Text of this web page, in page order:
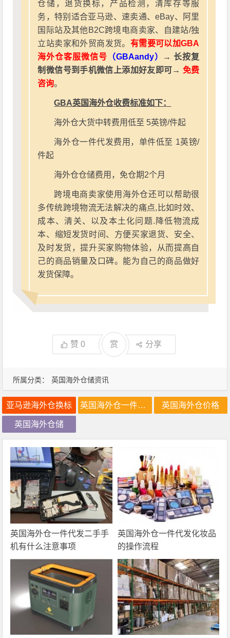
所属分类： 英国海外仓储资讯
仓储，退货换标，产品检测，清库存等服
务，特别适合亚马逊、速卖通、eBay、阿里
国际站及其他B2C跨境电商卖家、自建站/独
立站卖家和外贸商发货。 有需要可以加GBA
海外仓客服微信号 （GBAandy）
→ 长按复
制微信号到手机微信上添加好友即可→ 免费
咨询。
GBA英国海外仓收费标准如下：
海外仓大货中转费用低至 5英镑/件起
海外仓一件代发费用，单件低至 1英镑/
件起
海外仓仓储费用，免仓期2个月
跨境电商卖家使用海外仓还可以帮助很
多传统跨境物流无法解决的痛点,比如时效、
成本、清关、以及本土化问题.降低物流成
本、缩短发货时间、方便买家退货、安全、
及时发货，提升买家购物体验，从而提高自
己的商品销量及口碑。能为自己的商品做好
发货保障。
赞0 赏 分享
亚马逊海外仓换标 英国海外仓一件代发 英国海外仓价格
英国海外仓储
英国海外仓一件代发二手手
机有什么注意事项
英国海外仓一件代发化妆品
的操作流程